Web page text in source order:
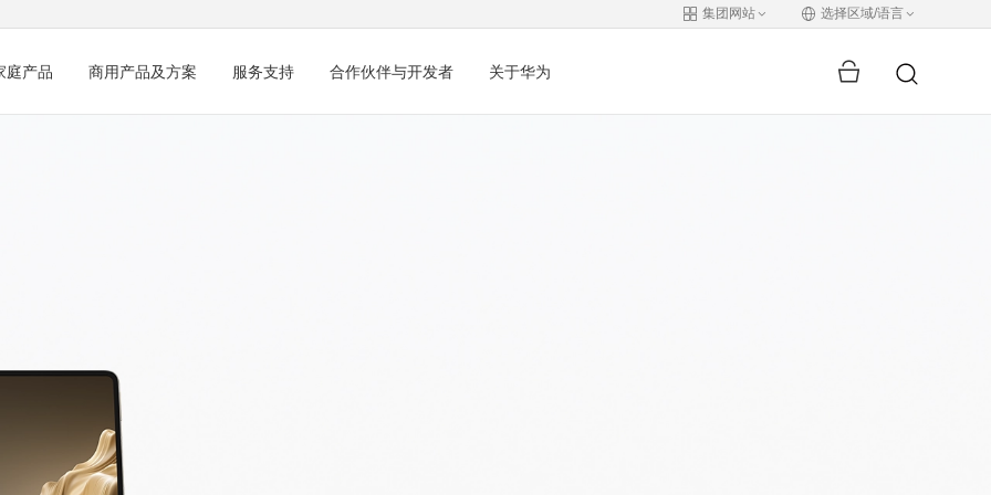
集团网站 选择区域/语言
庭产品 商用产品及方案 服务支持 合作伙伴与开发者 关于华为